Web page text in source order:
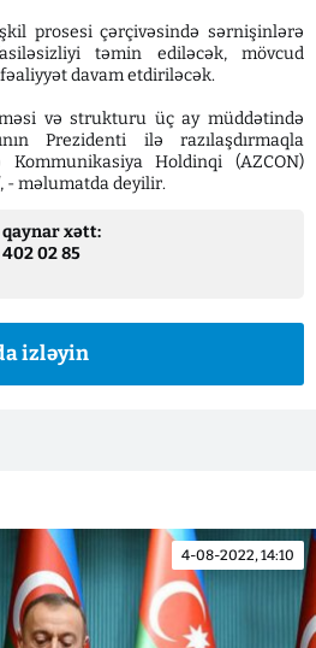
prosesi çərçivəsində sərnişinlərə
təmin ediləcək, mövcud
davam etdiriləcək.
və strukturu üç ay müddətində
Prezidenti ilə razılaşdırmaqla
Holdinqi (AZCON)
- məlumatda deyilir.
xətt:
02 85
izləyin
4-08-2022, 14:10